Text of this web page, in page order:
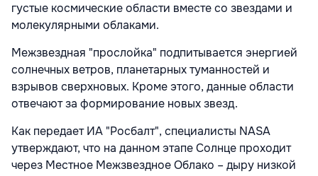
густые космические области вместе со звездами и
молекулярными облаками.
Межзвездная "прослойка" подпитывается энергией
солнечных ветров, планетарных туманностей и
взрывов сверхновых. Кроме этого, данные области
отвечают за формирование новых звезд.
Как передает ИА "Росбалт", специалисты NASA
утверждают, что на данном этапе Солнце проходит
через Местное Межзвездное Облако – дыру низкой